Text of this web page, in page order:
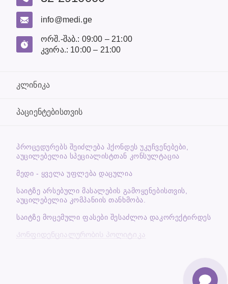
info@medi.ge
ორშ.-შაბ.: 09:00 – 21:00
კვირა.: 10:00 – 21:00
კლინიკა
პაციენტებისთვის
ᲞᲠᲝᲪᲔᲓᲣᲠᲔᲑᲡ ᲨᲔᲘᲫᲚᲔᲑᲐ ᲰᲥᲝᲜᲓᲔᲡ ᲣᲙᲣᲩᲕᲔᲜᲔᲑᲔᲑᲘ,
ᲐᲣᲪᲘᲚᲔᲑᲔᲚᲘᲐ ᲡᲞᲔᲪᲘᲐᲚᲘᲡᲢᲗᲐᲜ ᲙᲝᲜᲡᲣᲚᲢᲐᲪᲘᲐ
მედი - ყველა უფლება დაცულია
საიტზე არსებული მასალების გამოყენებისთვის,
აუცილებელია კომპანიის თანხმობა.
საიტზე მოცემული ფასები შესაძლოა დაკორექტირდეს
Კონფიდენციალურობის პოლიტიკა